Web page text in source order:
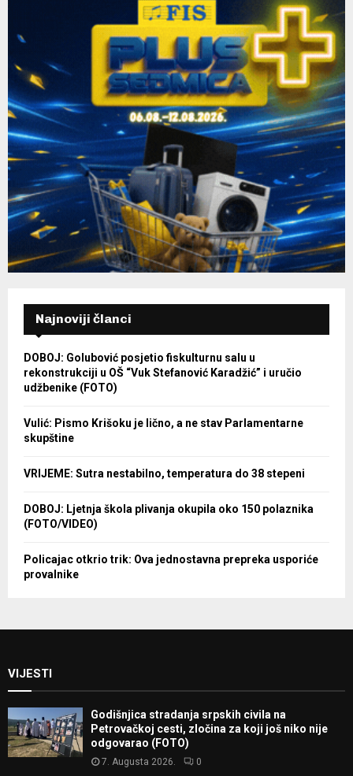
H
Najnoviji članci
DOBOJ: Golubović posjetio fiskulturnu salu u
rekonstrukciji u OŠ “Vuk Stefanović Karadžić” i uručio
udžbenike (FOTO)
Vulić: Pismo Krišoku je lično, a ne stav Parlamentarne
skupštine
VRIJEME: Sutra nestabilno, temperatura do 38 stepeni
DOBOJ: Ljetnja škola plivanja okupila oko 150 polaznika
(FOTO/VIDEO)
Policajac otkrio trik: Ova jednostavna prepreka usporiće
provalnike
VIJESTI
Godišnjica stradanja srpskih civila na
Petrovačkoj cesti, zločina za koji još niko nije
odgovarao (FOTO)
7. Augusta 2026. 0